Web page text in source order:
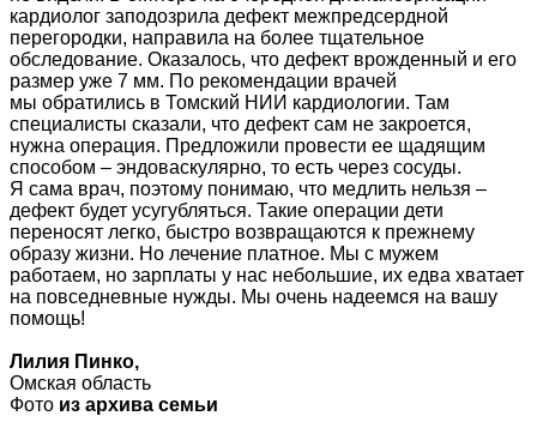
кардиолог заподозрила дефект межпредсердной
перегородки, направила на более тщательное
обследование. Оказалось, что дефект врожденный и его
размер уже 7 мм. По рекомендации врачей
мы обратились в Томский НИИ кардиологии. Там
специалисты сказали, что дефект сам не закроется,
нужна операция. Предложили провести ее щадящим
способом – эндоваскулярно, то есть через сосуды.
Я сама врач, поэтому понимаю, что медлить нельзя –
дефект будет усугубляться. Такие операции дети
переносят легко, быстро возвращаются к прежнему
образу жизни. Но лечение платное. Мы с мужем
работаем, но зарплаты у нас небольшие, их едва хватает
на повседневные нужды. Мы очень надеемся на вашу
помощь!
Лилия Пинко,
Омская область
Фото из архива семьи